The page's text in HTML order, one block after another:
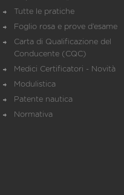
Tutte le pratiche
Foglio rosa e prove d’esame
Carta di Qualificazione del
Conducente (CQC)
Medici Certificatori - Novità
Modulistica
Patente nautica
Normativa